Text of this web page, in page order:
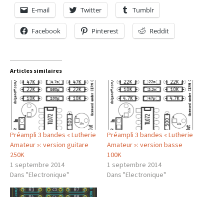
E-mail Twitter Tumblr
Facebook Pinterest Reddit
Articles similaires
Préampli 3 bandes « Lutherie
Amateur »: version guitare
250K
1 septembre 2014
Dans "Electronique"
Préampli 3 bandes « Lutherie
Amateur »: version basse
100K
1 septembre 2014
Dans "Electronique"